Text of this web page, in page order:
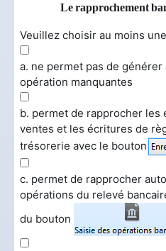
Le rapprochement
Veuillez choisir au moins
a. ne permet pas de
opération manquantes
b. permet de rapprocher les
ventes et les écritures de
trésorerie avec le bouton
c. permet de rapprocher
opérations du relevé
du bouton